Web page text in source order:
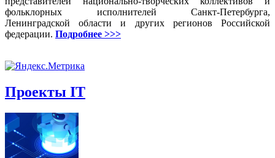
фольклорных исполнителей Санкт-Петербурга,
Ленинградской области и других регионов Российской
федерации. Подробнее >>>
Проекты IT